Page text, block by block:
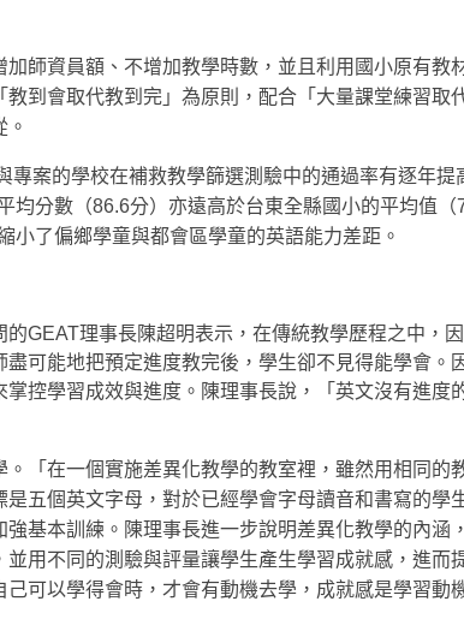
師資員額、不增加教學時數，並且利用國小原有教
到會取代教到完」為原則，配合「大量課堂練習取
案的學校在補救教學篩選測驗中的通過率有逐年提
均分數（86.6分）亦遠高於台東全縣國小的平均值（
了偏鄉學童與都會區學童的英語能力差距。
GEAT理事長陳超明表示，在傳統教學歷程之中，
可能地把預定進度教完後，學生卻不見得能學會。
控學習成效與進度。陳理事長說，「英文沒有進度
「在一個實施差異化教學的教室裡，雖然用相同的
五個英文字母，對於已經學會字母讀音和書寫的學
基本訓練。陳理事長進一步說明差異化教學的內涵
用不同的測驗與評量讓學生產生學習成就感，進而
可以學得會時，才會有動機去學，成就感是學習動